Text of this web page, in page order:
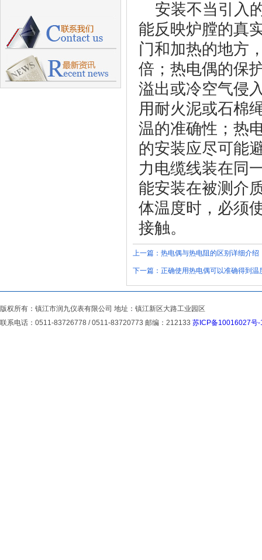
安装不当引
能反映炉膛的真
门和加热的地方
倍；热电偶的保
溢出或冷空气侵
用耐火泥或石棉
温的准确性；热
的安装应尽可能
力电缆线装在同
能安装在被测介
体温度时，必须
接触。
上一篇： 热电偶与热电阻的区别详细介绍
下一篇： 正确使用热电偶可以准确得到温
版权所有：镇江市润九仪表有限公司 地址：镇江新区大路工业园区
联系电话：0511-83726778 / 0511-83720773 邮编：212133 苏ICP备10016027号-